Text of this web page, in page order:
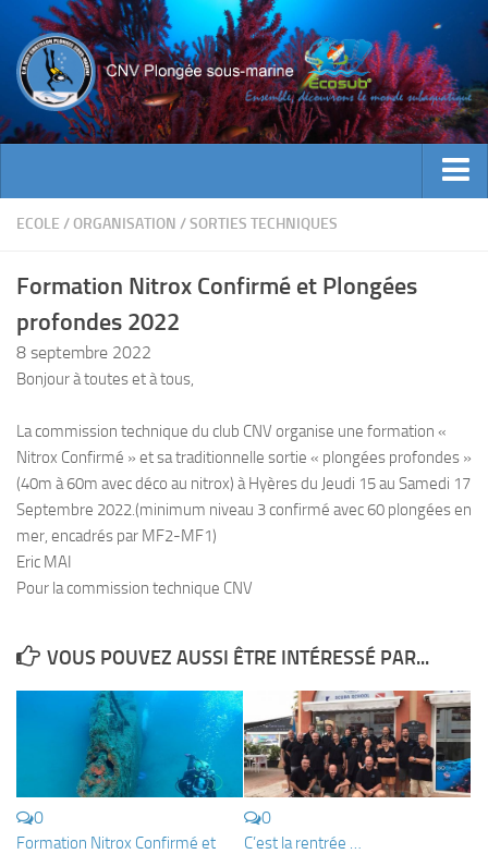
ACTUALITES
INFOS CNV
Contacts
Historique
Plouf
ECOLE DE PLONGEE
Formations
Plongeur N1
Plongeur N2
Plongeur N3
Maintien des acquis
Initiateur
ECOLE /ORGANISATION /SORTIES TECHNIQUES
Formation Nitrox Confirmé et Plongées
profondes 2022
8 septembre 2022
Bonjour à toutes et à tous,
La commission technique du club CNV organise une formation «
Nitrox Confirmé » et sa traditionnelle sortie « plongées profondes »
(40m à 60m avec déco au nitrox) à Hyères du Jeudi 15 au Samedi 17
Septembre 2022.(minimum niveau 3 confirmé avec 60 plongées en
mer, encadrés par MF2-MF1)
Eric MAI
Pour la commission technique CNV
VOUS POUVEZ AUSSI ÊTRE INTÉRESSÉ PAR...
0
Formation Nitrox Confirmé et
0
C’est la rentrée …